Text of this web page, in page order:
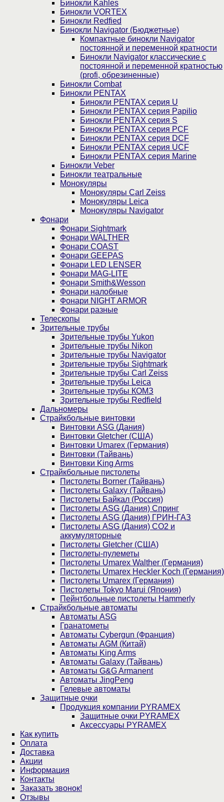
Бинокли Kahles
Бинокли VORTEX
Бинокли Redfied
Бинокли Navigator (Бюджетные)
Компактные бинокли Navigator
постоянной и переменной кратности
Бинокли Navigator классические с
постоянной и переменной кратностью
(profi, обрезиненные)
Бинокли Combat
Бинокли PENTAX
Бинокли PENTAX серия U
Бинокли PENTAX серия Papilio
Бинокли PENTAX серия S
Бинокли PENTAX серия PCF
Бинокли PENTAX серия DCF
Бинокли PENTAX серия UCF
Бинокли PENTAX серия Marine
Бинокли Veber
Бинокли театральные
Монокуляры
Монокуляры Carl Zeiss
Монокуляры Leica
Монокуляры Navigator
Фонари
Фонари Sightmark
Фонари WALTHER
Фонари COAST
Фонари GEEPAS
Фонари LED LENSER
Фонари MAG-LITE
Фонари Smith&Wesson
Фонари налобные
Фонари NIGHT ARMOR
Фонари разные
Телескопы
Зрительные трубы
Зрительные трубы Yukon
Зрительные трубы Nikon
Зрительные трубы Navigator
Зрительные трубы Sightmark
Зрительные трубы Carl Zeiss
Зрительные трубы Leica
Зрительные трубы КОМЗ
Зрительные трубы Redfield
Дальномеры
Страйкбольные винтовки
Винтовки ASG (Дания)
Винтовки Gletcher (США)
Винтовки Umarex (Германия)
Винтовки (Тайвань)
Винтовки King Arms
Страйкбольные пистолеты
Пистолеты Borner (Тайвань)
Пистолеты Galaxy (Тайвань)
Пистолеты Байкал (Россия)
Пистолеты ASG (Дания) Спринг
Пистолеты ASG (Дания) ГРИН-ГАЗ
Пистолеты ASG (Дания) CO2 и
аккумуляторные
Пистолеты Gletcher (США)
Пистолеты-пулеметы
Пистолеты Umarex Walther (Германия)
Пистолеты Umarex Heckler Koch (Германия)
Пистолеты Umarex (Германия)
Пистолеты Tokyo Marui (Япония)
Пейнтбольные пистолеты Hammerly
Страйкбольные автоматы
Автоматы ASG
Гранатометы
Автоматы Cybergun (Франция)
Автоматы AGM (Китай)
Автоматы King Arms
Автоматы Galaxy (Тайвань)
Автоматы G&G Armanent
Автоматы JingPeng
Гелевые автоматы
Защитные очки
Продукция компании PYRAMEX
Защитные очки PYRAMEX
Аксессуары PYRAMEX
Как купить
Оплата
Доставка
Акции
Информация
Контакты
Заказать звонок!
Отзывы